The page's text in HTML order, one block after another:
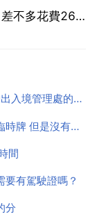
不多花費260
看你條件了。
南陽市及各縣辦理護照 港澳通行證 大陸證的出入境管理處的地址
沒有合格證可以辦理臨時牌照嗎，我的車有臨時牌 但是沒有合格證了能上路嗎
間
有駕駛證嗎？
分